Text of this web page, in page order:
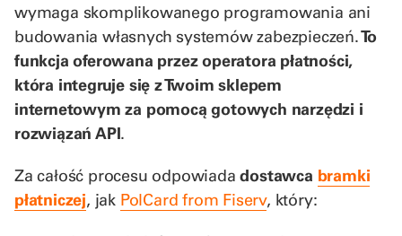
wymaga skomplikowanego programowania ani
budowania własnych systemów zabezpieczeń.To
funkcja oferowana przez operatora płatności,
która integruje się z Twoim sklepem
internetowym za pomocą gotowych narzędzi i
rozwiązań API.
Za całość procesu odpowiadadostawca bramki
płatniczej, jak PolCard from Fiserv, który: